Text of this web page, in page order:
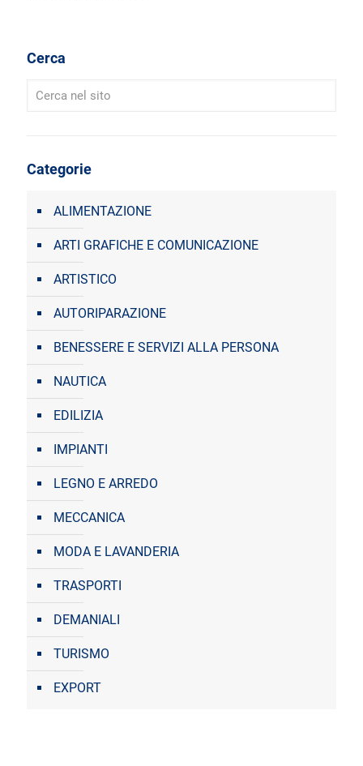
Cerca
Categorie
ALIMENTAZIONE
ARTI GRAFICHE E COMUNICAZIONE
ARTISTICO
AUTORIPARAZIONE
BENESSERE E SERVIZI ALLA PERSONA
NAUTICA
EDILIZIA
IMPIANTI
LEGNO E ARREDO
MECCANICA
MODA E LAVANDERIA
TRASPORTI
DEMANIALI
TURISMO
EXPORT